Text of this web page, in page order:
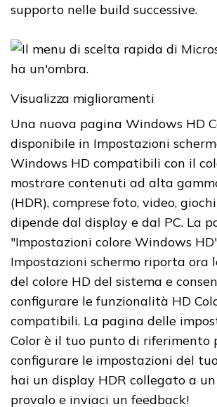
supporto nelle build successive.
Visualizza miglioramenti
Una nuova pagina Windows HD
disponibile in Impostazioni
Windows HD compatibili con il
mostrare contenuti ad alta
(HDR), comprese foto, video,
dipende dal display e dal PC. La
"Impostazioni colore Windows
Impostazioni schermo riporta ora
del colore HD del sistema e
configurare le funzionalità HD
compatibili. La pagina delle
Color è il tuo punto di riferimento
configurare le impostazioni del
hai un display HDR collegato a
provalo e inviaci un feedback!